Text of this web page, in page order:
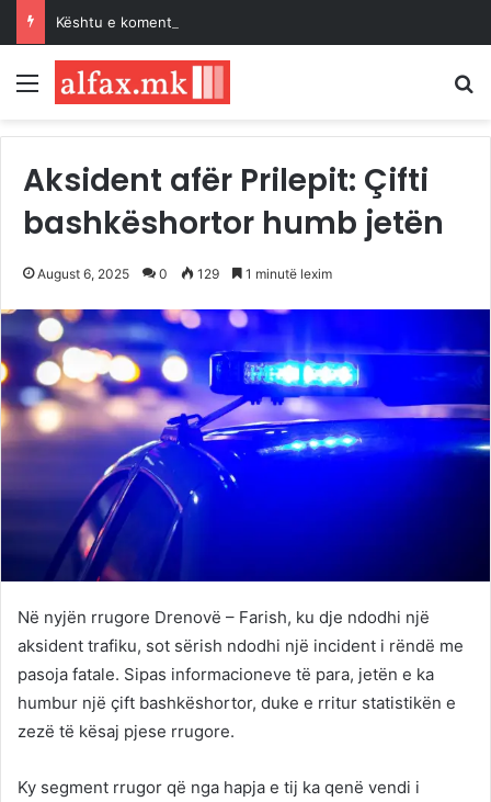
Kështu e komentoi Erdogan Paktin e Mekës…
Menu
Aksident afër Prilepit: Çifti
bashkëshortor humb jetën
August 6, 2025 0 129 1 minutë lexim
Në nyjën rrugore Drenovë – Farish, ku dje ndodhi një
aksident trafiku, sot sërish ndodhi një incident i rëndë me
pasoja fatale. Sipas informacioneve të para, jetën e ka
humbur një çift bashkëshortor, duke e rritur statistikën e
zezë të kësaj pjese rrugore.
Ky segment rrugor që nga hapja e tij ka qenë vendi i